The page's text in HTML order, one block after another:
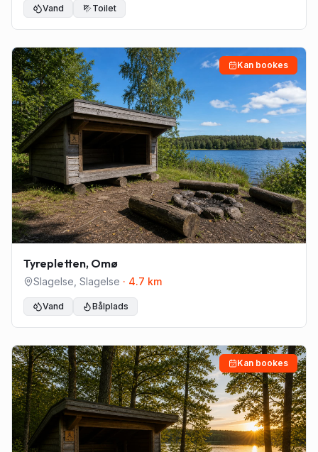
Vand Toilet
Kan bookes
Tyrepletten, Omø
Slagelse Slagelse · 4.7 km
Vand Bålplads
Kan bookes